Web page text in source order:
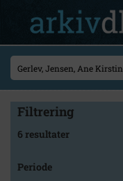
Filtrering
6 resultater
Periode